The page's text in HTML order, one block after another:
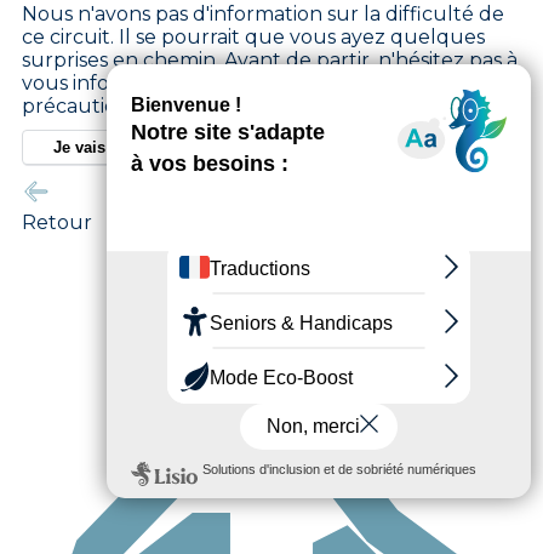
Nous n'avons pas d'information sur la difficulté de
ce circuit. Il se pourrait que vous ayez quelques
surprises en chemin. Avant de partir, n'hésitez pas à
vous informer un peu plus et à prendre toutes les
précautions nécessaires. Bonne balade ! 🌳🥾
Je vais faire attention
Retour